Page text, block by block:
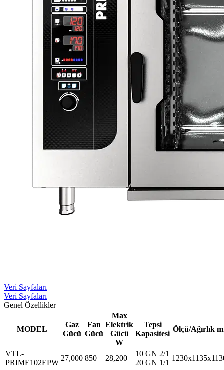
Veri Sayfaları
Veri Sayfaları
Genel Özellikler
MODEL
Gaz
Gücü
Fan
Gücü
Max
Elektrik
Gücü
W
Tepsi
Kapasitesi
Ölçü/Ağırlık
VTL-
PRIME102EPW
27,000 850 28,200
10 GN 2/1
20 GN 1/1